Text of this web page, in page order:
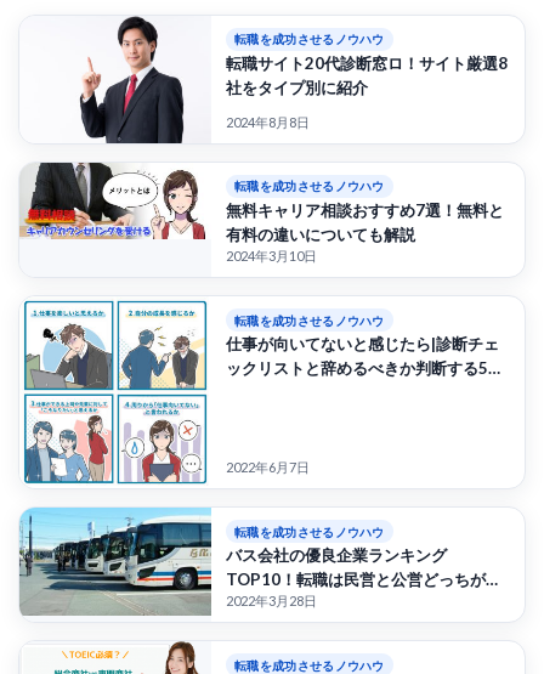
転職を成功させるノウハウ
転職サイト20代診断窓ロ！サイト厳選8
社をタイプ別に紹介
2024年8月8日
転職を成功させるノウハウ
無料キャリア相談おすすめ7選！無料と
有料の違いについても解説
2024年3月10日
転職を成功させるノウハウ
仕事が向いてないと感じたら|診断チェ
ックリストと辞めるべきか判断する5つ
2022年6月7日
転職を成功させるノウハウ
バス会社の優良企業ランキング
TOP10！転職は民営と公営どっちがい
い？
2022年3月28日
転職を成功させるノウハウ